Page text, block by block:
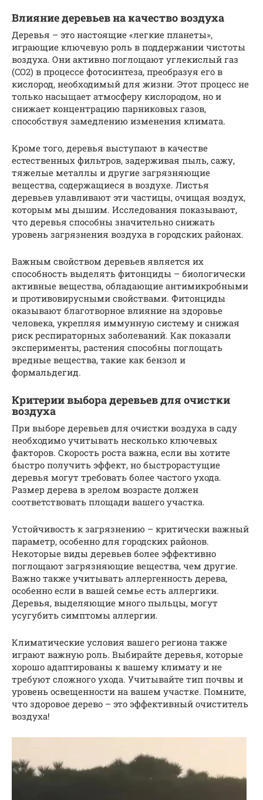
Влияние деревьев на качество воздуха
Деревья – это настоящие «легкие планеты»,
играющие ключевую роль в поддержании чистоты
воздуха. Они активно поглощают углекислый газ
(CO2) в процессе фотосинтеза, преобразуя его в
кислород, необходимый для жизни. Этот процесс не
только насыщает атмосферу кислородом, но и
снижает концентрацию парниковых газов,
способствуя замедлению изменения климата.
Кроме того, деревья выступают в качестве
естественных фильтров, задерживая пыль, сажу,
тяжелые металлы и другие загрязняющие
вещества, содержащиеся в воздухе. Листья
деревьев улавливают эти частицы, очищая воздух,
которым мы дышим. Исследования показывают,
что деревья способны значительно снижать
уровень загрязнения воздуха в городских районах.
Важным свойством деревьев является их
способность выделять фитонциды – биологически
активные вещества, обладающие антимикробными
и противовирусными свойствами. Фитонциды
оказывают благотворное влияние на здоровье
человека, укрепляя иммунную систему и снижая
риск респираторных заболеваний. Как показали
эксперименты, растения способны поглощать
вредные вещества, такие как бензол и
формальдегид.
Критерии выбора деревьев для очистки
воздуха
При выборе деревьев для очистки воздуха в саду
необходимо учитывать несколько ключевых
факторов. Скорость роста важна, если вы хотите
быстро получить эффект, но быстрорастущие
деревья могут требовать более частого ухода.
Размер дерева в зрелом возрасте должен
соответствовать площади вашего участка.
Устойчивость к загрязнению – критически важный
параметр, особенно для городских районов.
Некоторые виды деревьев более эффективно
поглощают загрязняющие вещества, чем другие.
Важно также учитывать аллергенность дерева,
особенно если в вашей семье есть аллергики.
Деревья, выделяющие много пыльцы, могут
усугубить симптомы аллергии.
Климатические условия вашего региона также
играют важную роль. Выбирайте деревья, которые
хорошо адаптированы к вашему климату и не
требуют сложного ухода. Учитывайте тип почвы и
уровень освещенности на вашем участке. Помните,
что здоровое дерево – это эффективный очиститель
воздуха!